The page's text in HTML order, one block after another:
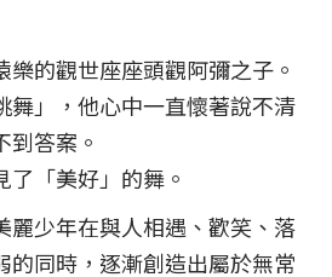
樂的觀世座座頭觀阿彌之子。
舞」，他心中一直懷著說不清
到答案。
了「美好」的舞。
麗少年在與人相遇、歡笑、落
的同時，逐漸創造出屬於無常